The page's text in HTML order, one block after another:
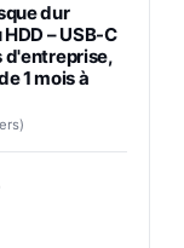
dur
– USB-C
d'entreprise,
1 mois à